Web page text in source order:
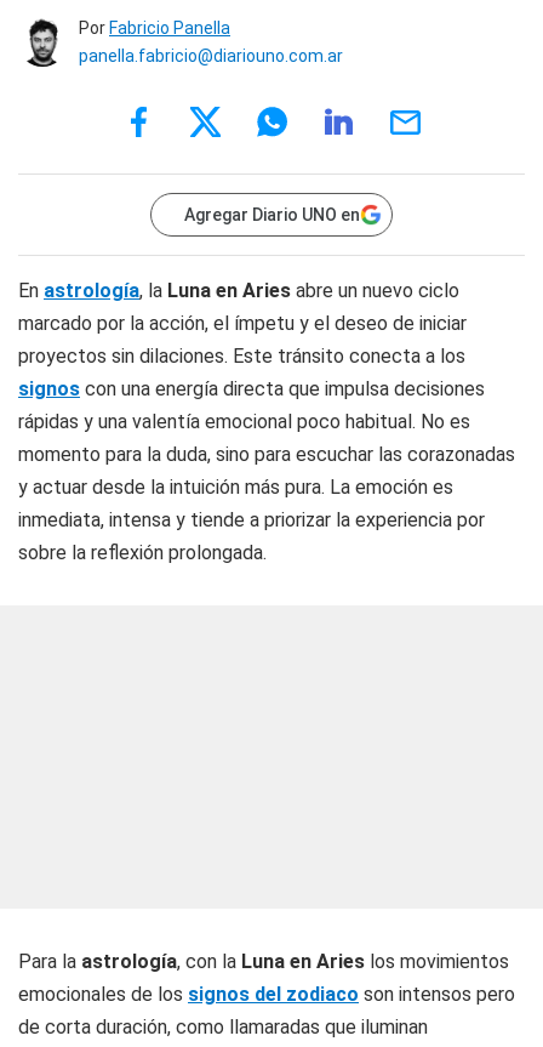
Por Fabricio Panella
panella.fabricio@diariouno.com.ar
Agregar Diario UNO en
En astrología, la Luna en Aries abre un nuevo ciclo
marcado por la acción, el ímpetu y el deseo de iniciar
proyectos sin dilaciones. Este tránsito conecta a los
signos con una energía directa que impulsa decisiones
rápidas y una valentía emocional poco habitual. No es
momento para la duda, sino para escuchar las corazonadas
y actuar desde la intuición más pura. La emoción es
inmediata, intensa y tiende a priorizar la experiencia por
sobre la reflexión prolongada.
Para la astrología, con la Luna en Aries los movimientos
emocionales de los signos del zodiaco son intensos pero
de corta duración, como llamaradas que iluminan